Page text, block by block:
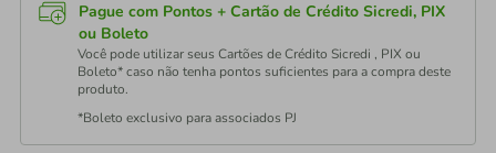
Pague com Pontos + Cartão de Crédito Sicredi, PIX
ou Boleto
Você pode utilizar seus Cartões de Crédito Sicredi , PIX ou
Boleto* caso não tenha pontos suficientes para a compra deste
produto.
*Boleto exclusivo para associados PJ